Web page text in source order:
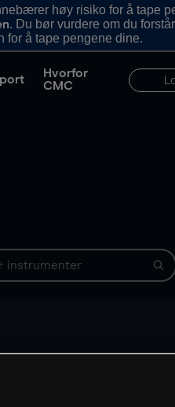
høy risiko for å tape
. Du bør vurdere om du
for å tape pengene dine.
Hvorfor
CMC